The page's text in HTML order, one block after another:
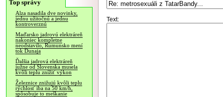
Top správy
Alza nasadila dve novinky,
jednu užitočnú a jednu
kontroverznú
Maďarsko jadrovú elektráreň
nakoniec kompletne
neodstavilo, Rumunsko mení
tok Dunaja
Ďalšia jadrová elektráreň
južne od Slovenska musela
kvôli teplu znížiť výkon
Železnice znižujú kvôli teplu
rýchlosť iba na 50 km/h,
spôsobuje to meškanie
Text: